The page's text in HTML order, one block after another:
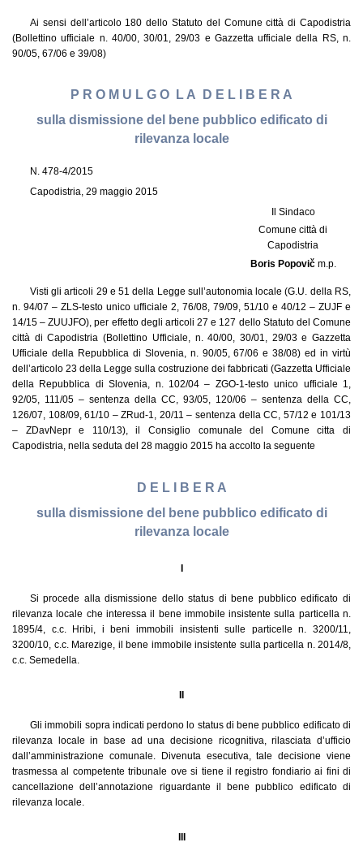
Ai sensi dell’articolo 180 dello Statuto del Comune città di Capodistria
(Bollettino ufficiale n. 40/00, 30/01, 29/03 e Gazzetta ufficiale della RS, n.
90/05, 67/06 e 39/08)
P R O M U L G O L A D E L I B E R A
sulla dismissione del bene pubblico edificato di
rilevanza locale
N. 478-4/2015
Capodistria, 29 maggio 2015
Il Sindaco
Comune città di
Capodistria
Boris Popovič m.p.
Visti gli articoli 29 e 51 della Legge sull’autonomia locale (G.U. della RS,
n. 94/07 – ZLS-testo unico ufficiale 2, 76/08, 79/09, 51/10 e 40/12 – ZUJF e
14/15 – ZUUJFO), per effetto degli articoli 27 e 127 dello Statuto del Comune
città di Capodistria (Bollettino Ufficiale, n. 40/00, 30/01, 29/03 e Gazzetta
Ufficiale della Repubblica di Slovenia, n. 90/05, 67/06 e 38/08) ed in virtù
dell’articolo 23 della Legge sulla costruzione dei fabbricati (Gazzetta Ufficiale
della Repubblica di Slovenia, n. 102/04 – ZGO-1-testo unico ufficiale 1,
92/05, 111/05 – sentenza della CC, 93/05, 120/06 – sentenza della CC,
126/07, 108/09, 61/10 – ZRud-1, 20/11 – sentenza della CC, 57/12 e 101/13
– ZDavNepr e 110/13), il Consiglio comunale del Comune citta di
Capodistria, nella seduta del 28 maggio 2015 ha accolto la seguente
D E L I B E R A
sulla dismissione del bene pubblico edificato di
rilevanza locale
Si procede alla dismissione dello status di bene pubblico edificato di
rilevanza locale che interessa il bene immobile insistente sulla particella n.
1895/4, c.c. Hribi, i beni immobili insistenti sulle particelle n. 3200/11,
3200/10, c.c. Marezige, il bene immobile insistente sulla particella n. 2014/8,
c.c. Semedella.
Gli immobili sopra indicati perdono lo status di bene pubblico edificato di
rilevanza locale in base ad una decisione ricognitiva, rilasciata d’ufficio
dall’amministrazione comunale. Divenuta esecutiva, tale decisione viene
trasmessa al competente tribunale ove si tiene il registro fondiario ai fini di
cancellazione dell’annotazione riguardante il bene pubblico edificato di
rilevanza locale.